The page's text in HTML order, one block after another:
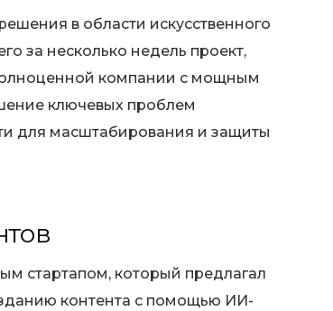
в области искусственного
за несколько недель проект,
компании с мощным
ключевых проблем
для масштабирования и защиты
стартапом, который предлагал
контента с помощью ИИ-